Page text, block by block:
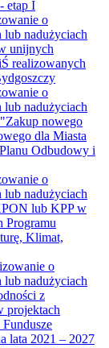
etap I
o
lub nadużyciach
unijnych
realizowanych
o
lub nadużyciach
nowego
dla Miasta
Odbudowy i
o
lub nadużyciach
lub KPP w
Programu
Klimat,
o
lub nadużyciach
z
projektach
lata 2021 – 2027